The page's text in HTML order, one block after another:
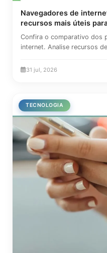
Navegadores de
recursos mais úteis
Confira o comparativo dos
internet. Analise recursos
31 jul, 2026
TECNOLOGIA